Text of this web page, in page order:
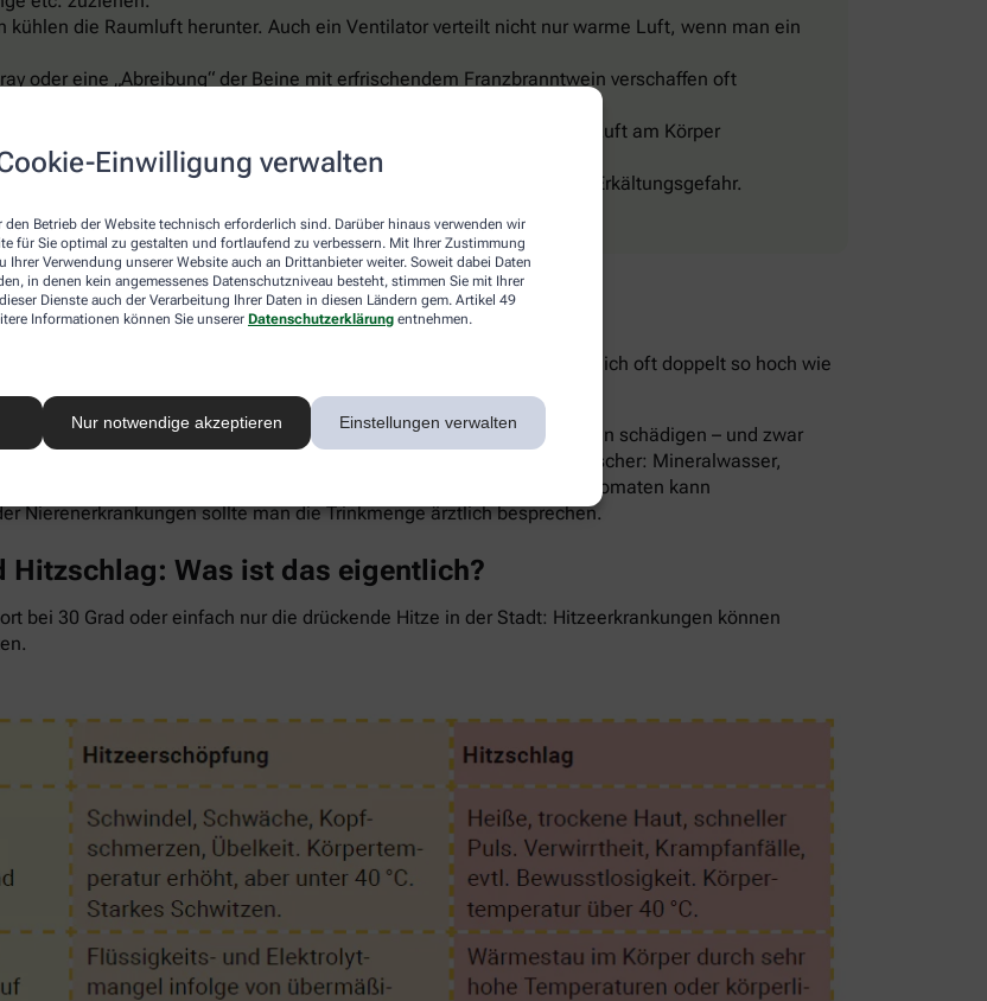
Einwilligung verwalten
den Betrieb der Website technisch erforderlich sind. Darüber hinaus verwenden wir
für Sie optimal zu gestalten und fortlaufend zu verbessern. Mit Ihrer Zustimmung
Ihrer Verwendung unserer Website auch an Drittanbieter weiter. Soweit dabei Daten
in denen kein angemessenes Datenschutzniveau besteht, stimmen Sie mit Ihrer
Dienste auch der Verarbeitung Ihrer Daten in diesen Ländern gem. Artikel 49
Informationen können Sie unserer Datenschutzerklärung entnehmen.
Nur notwendige akzeptieren Einstellungen verwalten
kühlen die Raumluft herunter. Auch ein Ventilator verteilt nicht nur warme Luft, wenn man ein
oder eine „Abreibung“ der Beine mit erfrischendem Franzbranntwein verschaffen oft
auf Arme, Beine, Stirn oder Nacken sind eine Wohltat.
Leinen, reflektiert das Sonnenlicht, ist luftdurchlässig und lässt die Luft am Körper
rund 150 Euro. Aber Vorsicht: Nicht zu kalt einstellen, sonst droht Erkältungsgefahr.
durch Schwitzen auszugleichen. Der ist im Sommer nämlich oft doppelt so hoch wie
und Konzentrationsprobleme meist die Folge.
Organen zusetzt. So kann Hitzestress auch ernsthaft die Nieren schädigen – und zwar
gilt: Zwei bis drei Liter täglich sollten es sein. Die besten Durstlöscher: Mineralwasser,
Auch wasserreiches Obst und Gemüse wie Melonen, Gurken oder Tomaten kann
Nierenerkrankungen sollte man die Trinkmenge ärztlich besprechen.
Hitzschlag: Was ist das eigentlich?
bei 30 Grad oder einfach nur die drückende Hitze in der Stadt: Hitzeerkrankungen können